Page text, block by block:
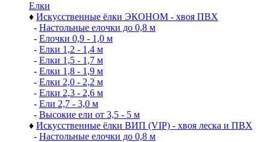
Елки
♦ Искусственные ёлки ЭКОНОМ - хвоя ПВХ
- Настольные елочки до 0,8 м
- Елочки 0,9 - 1,0 м
- Елки 1,2 - 1,4 м
- Елки 1,5 - 1,7 м
- Елки 1,8 - 1,9 м
- Елки 2,0 - 2,2 м
- Елки 2,3 - 2,6 м
- Ели 2,7 - 3,0 м
- Высокие ели от 3,5 - 5 м
♦ Искусственные ёлки ВИП (VIP) - хвоя леска и ПВХ
- Настольные елочки до 0,8 м